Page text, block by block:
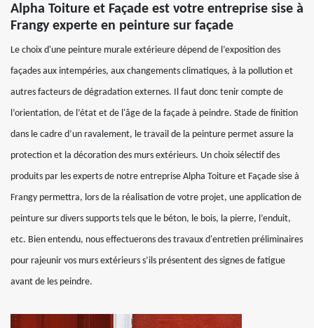
Alpha Toiture et Façade est votre entreprise sise à
Frangy experte en peinture sur façade
Le choix d'une peinture murale extérieure dépend de l’exposition des
façades aux intempéries, aux changements climatiques, à la pollution et
autres facteurs de dégradation externes. Il faut donc tenir compte de
l’orientation, de l’état et de l'âge de la façade à peindre. Stade de finition
dans le cadre d’un ravalement, le travail de la peinture permet assure la
protection et la décoration des murs extérieurs. Un choix sélectif des
produits par les experts de notre entreprise Alpha Toiture et Façade sise à
Frangy permettra, lors de la réalisation de votre projet, une application de
peinture sur divers supports tels que le béton, le bois, la pierre, l’enduit,
etc. Bien entendu, nous effectuerons des travaux d'entretien préliminaires
pour rajeunir vos murs extérieurs s’ils présentent des signes de fatigue
avant de les peindre.